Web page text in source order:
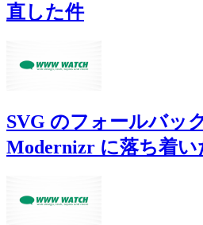
直した件
SVG のフォールバッ
Modernizr に落ち着い